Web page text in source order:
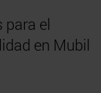
para el
en Mubil